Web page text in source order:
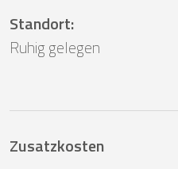
Standort:
Ruhig gelegen
Zusatzkosten